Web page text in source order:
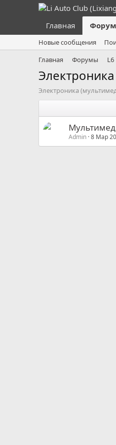
Главная
Новые сообщения
Главная
Форумы L6
Электроника
Admin 8 Мар